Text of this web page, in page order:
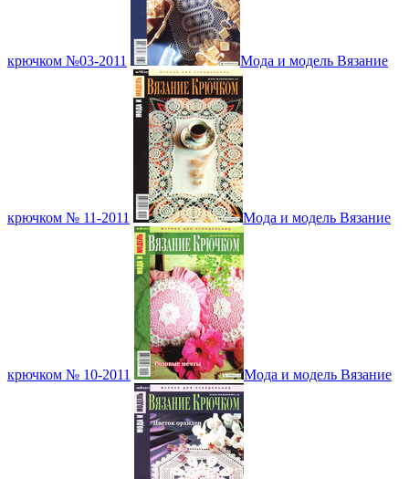
крючком №03-2011 Мода и модель Вязание
крючком № 11-2011 Мода и модель Вязание
крючком № 10-2011 Мода и модель Вязание